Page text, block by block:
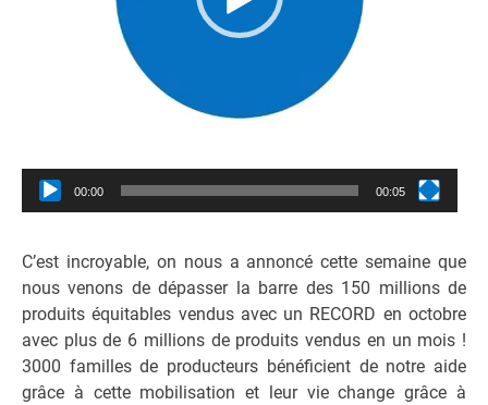
00:00 00:05
C’est incroyable, on nous a annoncé cette semaine que
nous venons de dépasser la barre des 150 millions de
produits équitables vendus avec un RECORD en octobre
avec plus de 6 millions de produits vendus en un mois !
3000 familles de producteurs bénéficient de notre aide
grâce à cette mobilisation et leur vie change grâce à